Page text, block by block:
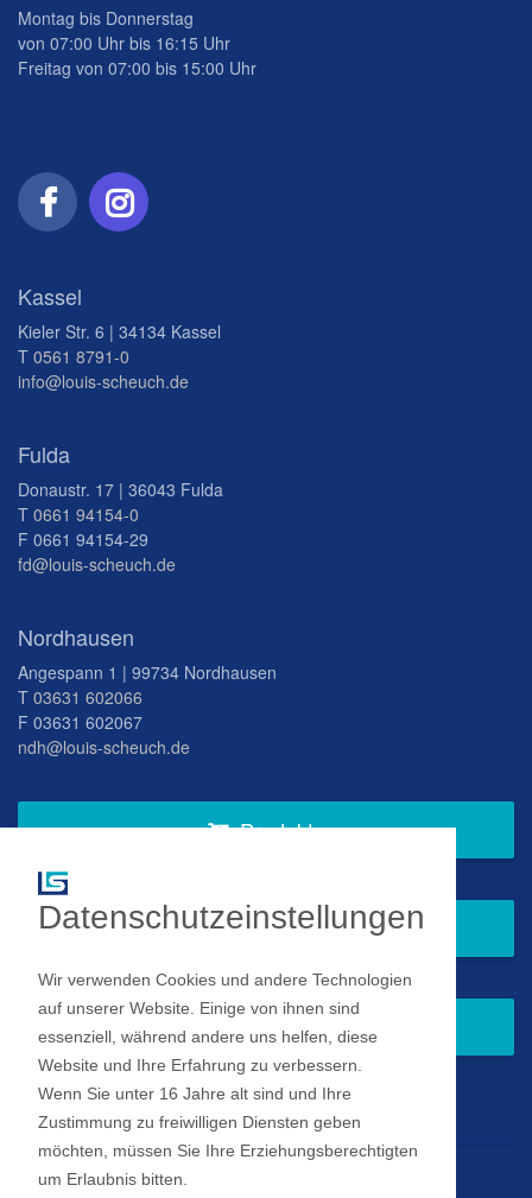
Montag bis Donnerstag
von 07:00 Uhr bis 16:15 Uhr
Freitag von 07:00 bis 15:00 Uhr
Kassel
Kieler Str. 6 | 34134 Kassel
T 0561 8791-0
info@louis-scheuch.de
Fulda
Donaustr. 17 | 36043 Fulda
T 0661 94154-0
F 0661 94154-29
fd@louis-scheuch.de
Nordhausen
Angespann 1 | 99734 Nordhausen
T 03631 602066
F 03631 602067
ndh@louis-scheuch.de
Produkte
Fragen Sie gern bei uns an
Zum Newsletter anmelden
Impressum
Datenschutz
Datenschutzeinstellungen
Wir verwenden Cookies und andere Technologien
auf unserer Website. Einige von ihnen sind
essenziell, während andere uns helfen, diese
Website und Ihre Erfahrung zu verbessern.
Wenn Sie unter 16 Jahre alt sind und Ihre
Zustimmung zu freiwilligen Diensten geben
möchten, müssen Sie Ihre Erziehungsberechtigten
um Erlaubnis bitten.